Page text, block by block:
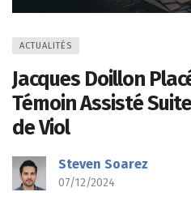
ACTUALITÉS
Jacques Doillon
Témoin Assisté
de Viol
Steven Soarez
07/12/2024